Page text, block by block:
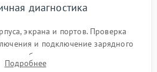
диагностика
экрана и портов. Проверка
и подключение зарядного
потребления тока с помощью
для локализации проблемы.
Подробнее